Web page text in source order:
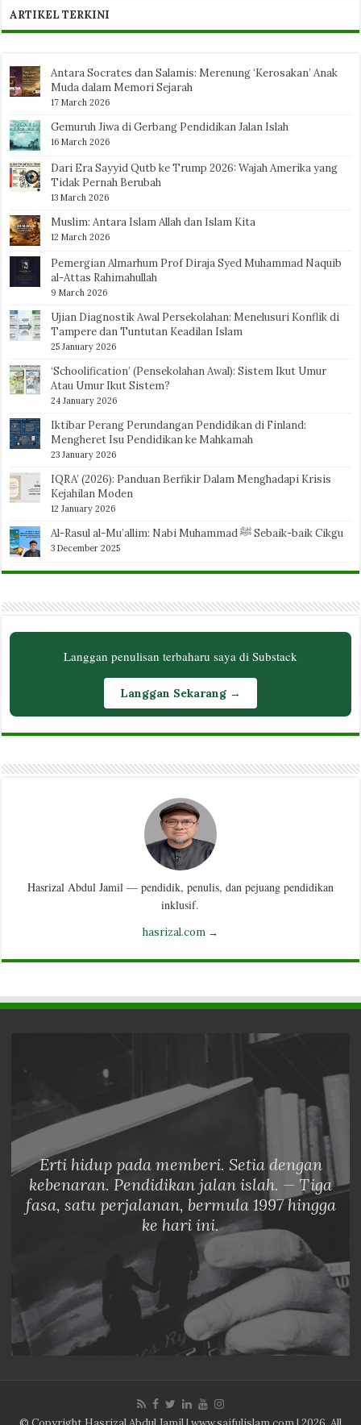
ARTIKEL TERKINI
Antara Socrates dan Salamis: Merenung ‘Kerosakan’ Anak
Muda dalam Memori Sejarah
17 March 2026
Gemuruh Jiwa di Gerbang Pendidikan Jalan Islah
16 March 2026
Dari Era Sayyid Qutb ke Trump 2026: Wajah Amerika yang
Tidak Pernah Berubah
13 March 2026
Muslim: Antara Islam Allah dan Islam Kita
12 March 2026
Pemergian Almarhum Prof Diraja Syed Muhammad Naquib
al-Attas Rahimahullah
9 March 2026
Ujian Diagnostik Awal Persekolahan: Menelusuri Konflik di
Tampere dan Tuntutan Keadilan Islam
25 January 2026
‘Schoolification’ (Pensekolahan Awal): Sistem Ikut Umur
Atau Umur Ikut Sistem?
24 January 2026
Iktibar Perang Perundangan Pendidikan di Finland:
Mengheret Isu Pendidikan ke Mahkamah
23 January 2026
IQRA’ (2026): Panduan Berfikir Dalam Menghadapi Krisis
Kejahilan Moden
12 January 2026
Al-Rasul al-Mu’allim: Nabi Muhammad ﷺ Sebaik-baik Cikgu
3 December 2025
Langgan penulisan terbaharu saya di Substack
Langgan Sekarang →
Hasrizal Abdul Jamil — pendidik, penulis, dan pejuang pendidikan
inklusif.
hasrizal.com →
Erti hidup pada memberi. Setia dengan
kebenaran. Pendidikan jalan islah. — Tiga
fasa, satu perjalanan, bermula 1997 hingga
ke hari ini.